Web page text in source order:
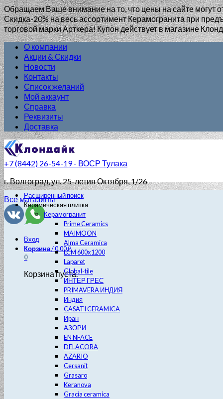
Обращаем Ваше внимание на то, что цены на сайте могут
Скидка-20% на весь ассортимент Керамогранита при
торговой марки Арткера! Купон действует в магазине
О компании
Акции & Скидки
Новости
Контакты
Список желаний
Мой аккаунт
Справка
Реквизиты
Доставка
+7 (8442) 26-54-19 - ВОСР Тулака
г. Волгоград, ул. 25-летия Октября, 1/26
Все магазины
Вход
Корзина/0.00₽
0
Корзина пуста.
Расширенный поиск
Керамическая плитка
Керамогранит
Prime Ceramics
MAIMOON
Alma Ceramica
LCM 600х1200
Laparet
Global-tile
ИНТЕР ГРЕС
PRIMAVERA ИНДИЯ
Индия
CASATI CERAMICA
Иран
АЗОРИ
EN NFACE
DELACORA
AZARIO
Cersanit
Grasaro
Keranova
Gracia ceramica